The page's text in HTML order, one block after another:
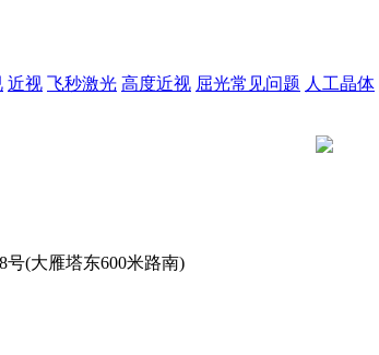
近视 飞秒激光 高度近视 屈光常见问题 人工晶体
(大雁塔东600米路南)